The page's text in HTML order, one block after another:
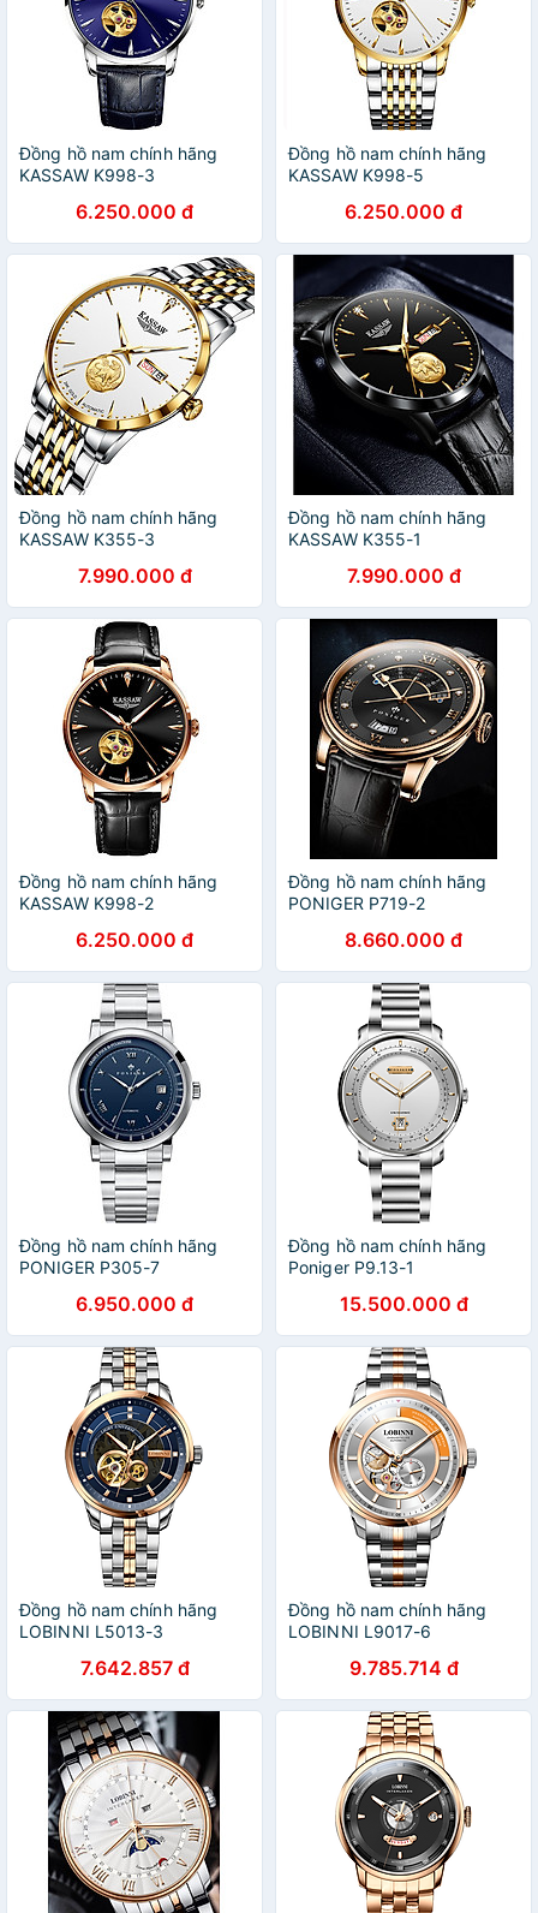
Đồng hồ nam chính hãng
KASSAW K998-3
6.250.000 đ
Đồng hồ nam chính hãng
KASSAW K998-5
6.250.000 đ
Đồng hồ nam chính hãng
KASSAW K355-3
7.990.000 đ
Đồng hồ nam chính hãng
KASSAW K355-1
7.990.000 đ
Đồng hồ nam chính hãng
KASSAW K998-2
6.250.000 đ
Đồng hồ nam chính hãng
PONIGER P719-2
8.660.000 đ
Đồng hồ nam chính hãng
PONIGER P305-7
6.950.000 đ
Đồng hồ nam chính hãng
Poniger P9.13-1
15.500.000 đ
Đồng hồ nam chính hãng
LOBINNI L5013-3
7.642.857 đ
Đồng hồ nam chính hãng
LOBINNI L9017-6
9.785.714 đ